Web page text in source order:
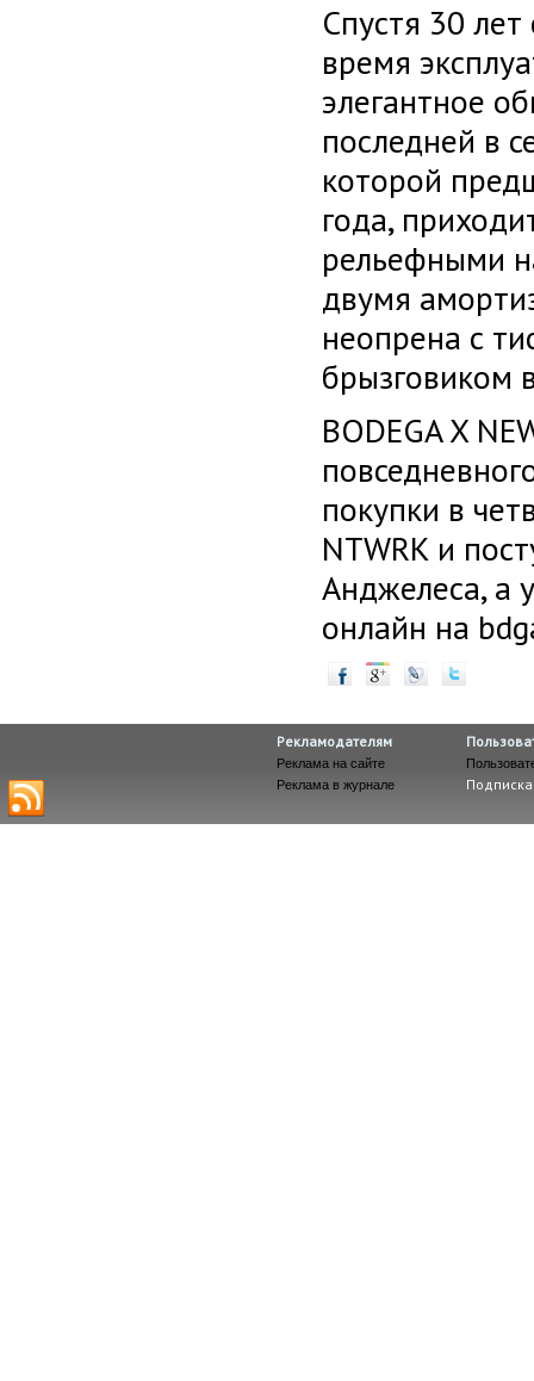
Спустя 30
время
элегантное
последней в
которой
года,
рельефными
двумя
неопрена с
брызговиком
BODEGA X
покупки в
NTWRK и
Анджелеса, а
онлайн на
Рекламодателям
Реклама на сайте
Реклама в журнале